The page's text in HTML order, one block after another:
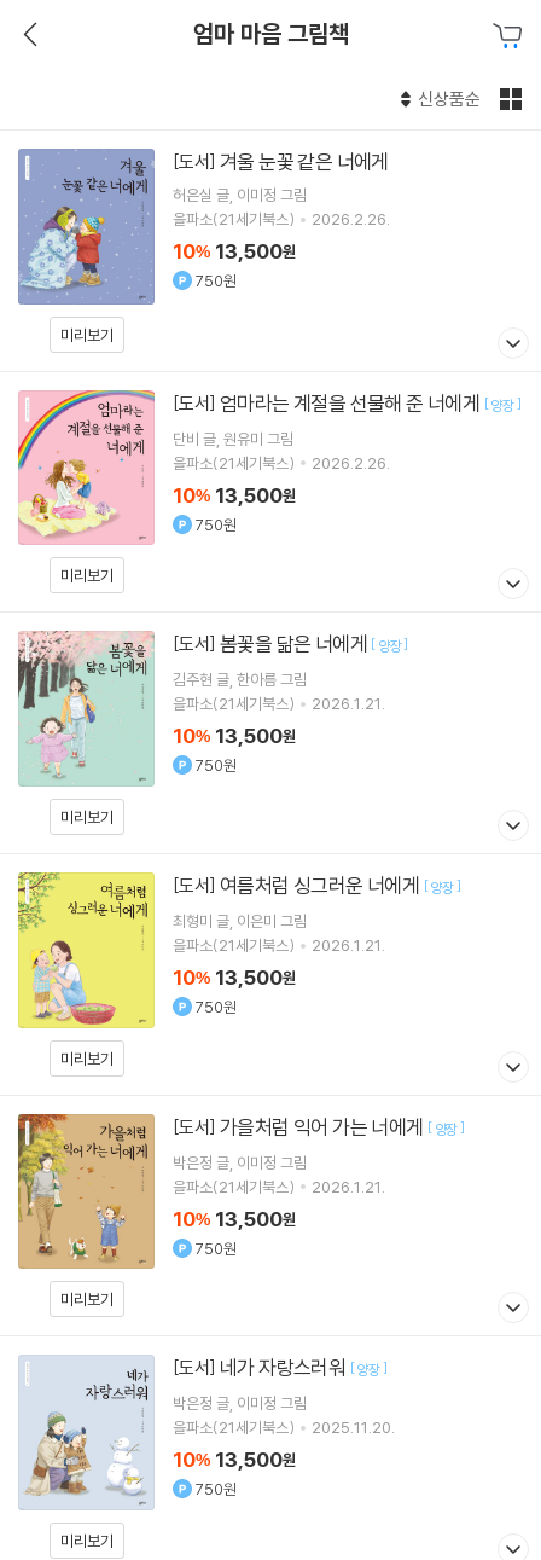
엄마 마음 그림책
신상품순
미리보기
[도서] 겨울 눈꽃 같은 너에게
허은실 글 이미정 그림
을파소(21세기북스)
2026.2.26.
10% 13,500원
750원
미리보기
[도서] 엄마라는 계절을 선물해 준 너에게 [양장]
단비 글 원유미 그림
을파소(21세기북스)
2026.2.26.
10% 13,500원
750원
미리보기
[도서] 봄꽃을 닮은 너에게 [ 양장]
김주현 글 한아름그림
을파소(21세기북스)
2026.1.21.
10% 13,500원
750원
미리보기
[도서] 여름처럼 싱그러운 너에게 [양장]
최형미 글 이은미 그림
을파소(21세기북스)
2026.1.21.
10% 13,500원
750원
미리보기
[도서] 가을처럼 익어 가는 너에게 [ 양장]
박은정 글 이미정 그림
을파소(21세기북스)
2026.1.21.
10% 13,500원
750원
미리보기
[도서] 네가 자랑스러워 [양장]
박은정 글 이미정 그림
을파소(21세기북스)
2025.11.20.
10% 13,500원
750원